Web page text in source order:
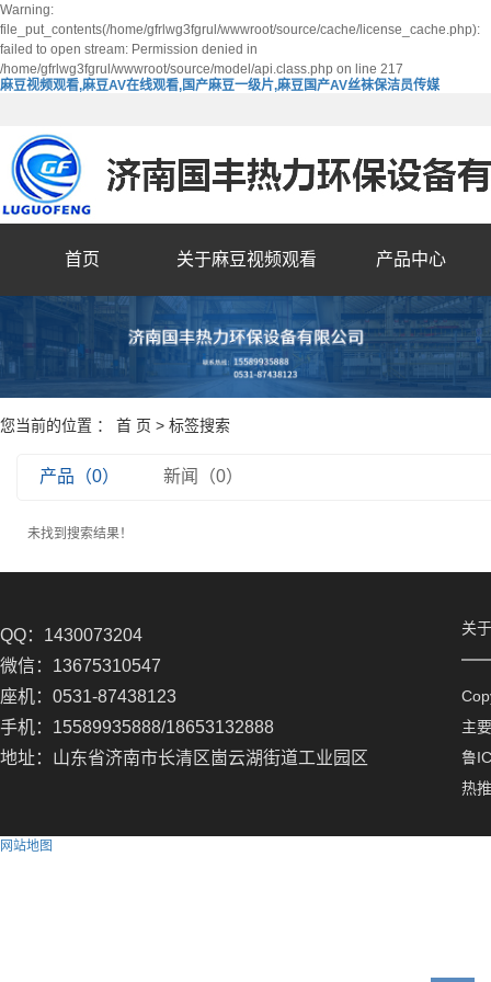
Warning:
file_put_contents(/home/gfrlwg3fgrul/wwwroot/source/cache/license_cache.php):
failed to open stream: Permission denied in
/home/gfrlwg3fgrul/wwwroot/source/model/api.class.php on line 217
麻豆视频观看,麻豆AV在线观看,国产麻豆一级片,麻豆国产AV丝袜保洁员传媒
首页 关于麻豆视频观看 产品中心
您当前的位置 ： 首 页 > 标签搜索
产品（0） 新闻（0）
未找到搜索结果！
QQ：1430073204
微信：13675310547
座机：0531-87438123
手机：15589935888/18653132888
地址：山东省济南市长清区崮云湖街道工业园区
关
主
鲁
热
网站地图